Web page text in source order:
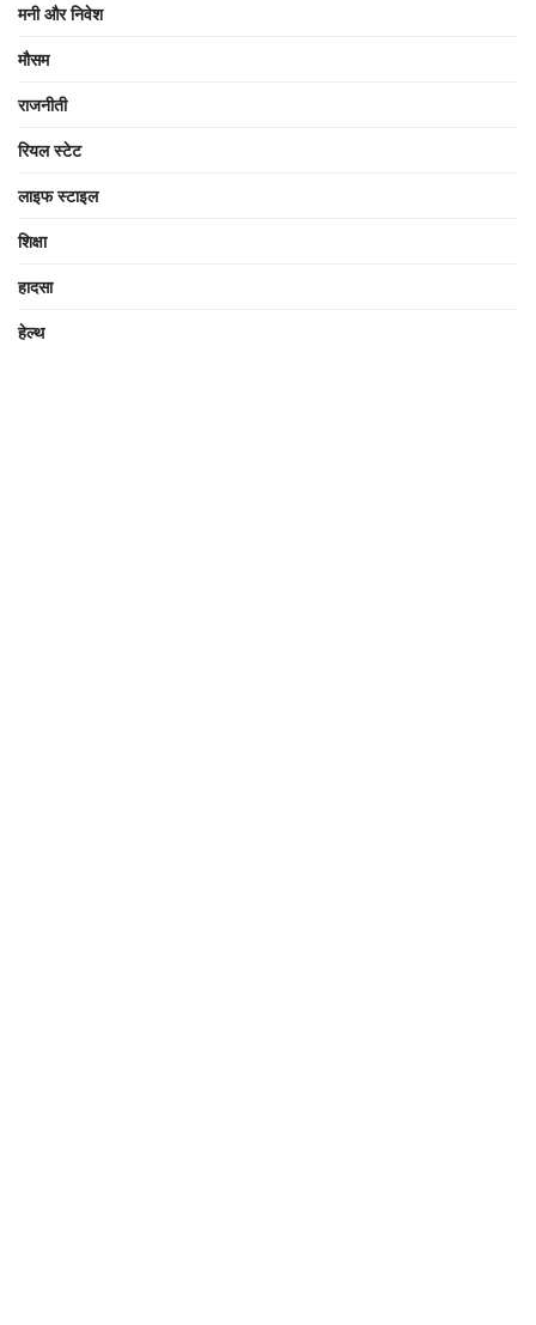
मनी और निवेश
मौसम
राजनीती
रियल स्टेट
लाइफ स्टाइल
शिक्षा
हादसा
हेल्थ